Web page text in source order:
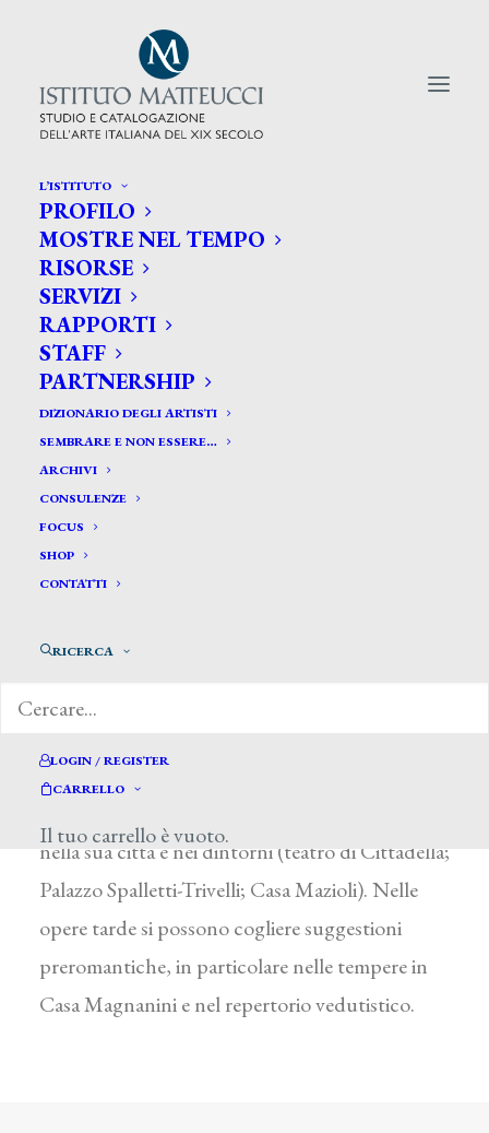
L’ISTITUTO
PROFILO
MOSTRE NEL TEMPO
RISORSE
SERVIZI
RAPPORTI
STAFF
PARTNERSHIP
DIZIONARIO DEGLI ARTISTI
SEMBRARE E NON ESSERE…
ARCHIVI
CONSULENZE
FOCUS
SHOP
CONTATTI
RICERCA
LOGIN / REGISTER
CARRELLO
Il tuo carrello è vuoto.
CERCA TRA GLI ARTISTI:
Search
for:
Carnevali Vincenzo*
CARNEVALI VINCENZO
Agli inizi della carriera artistica fu impegnato
e di P. Gonzaga. Perfezionatosi a Milano, ebbe
nella sua città e nei dintorni (teatro di Cittadella;
Palazzo Spalletti-Trivelli; Casa Mazioli). Nelle
opere tarde si possono cogliere suggestioni
preromantiche, in particolare nelle tempere in
Casa Magnanini e nel repertorio vedutistico.